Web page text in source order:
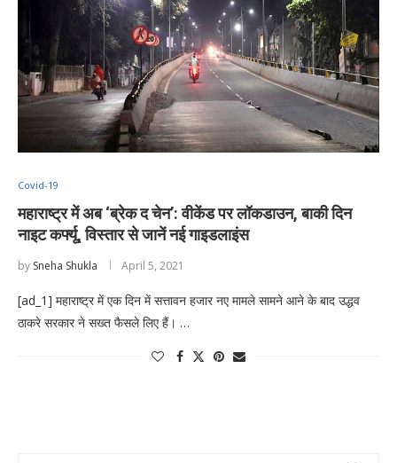
Covid-19
महाराष्ट्र में अब ‘ब्रेक द चेन’: वीकेंड पर लॉकडाउन, बाकी दिन
नाइट कर्फ्यू, विस्तार से जानें नई गाइडलाइंस
by Sneha Shukla April 5, 2021
[ad_1] महाराष्ट्र में एक दिन में सत्तावन हजार नए मामले सामने आने के बाद उद्धव
ठाकरे सरकार ने सख्त फैसले लिए हैं। …